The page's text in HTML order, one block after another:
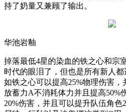
持了奶量又兼顾了输出。
华池岩釉
掉落最低4星的染血的铁之心和宗
时代的眼泪了，但也是所有新人
如铁之心可以提高25%物理伤害，
放蓄力A不消耗体力并且提高50%
20%伤害，并且可以提升队伍角色